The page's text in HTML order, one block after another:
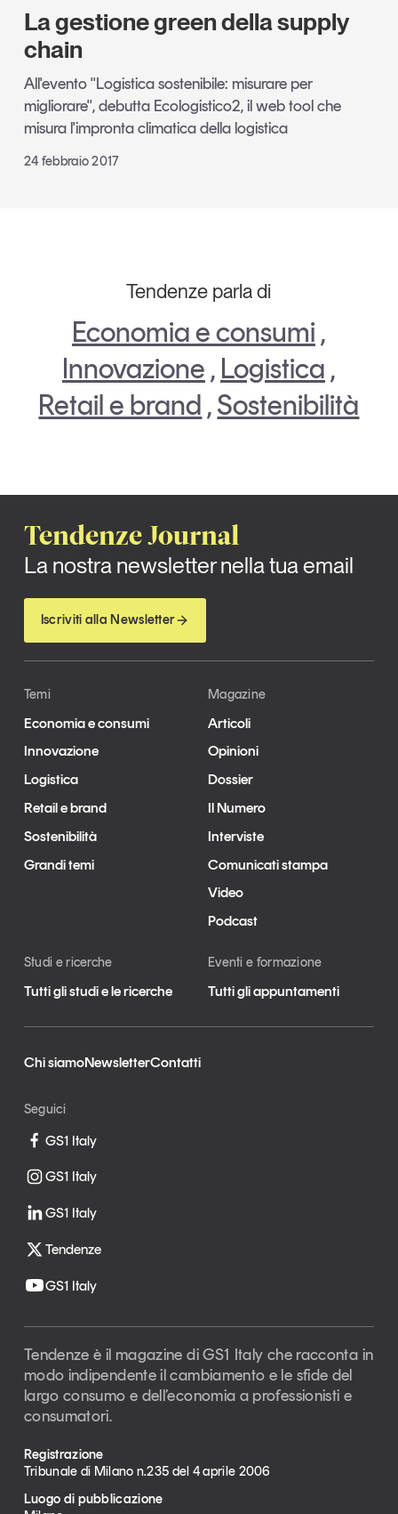
La gestione green della supply
chain
All'evento "Logistica sostenibile: misurare per
migliorare", debutta Ecologistico2, il web tool che
misura l'impronta climatica della logistica
24 febbraio 2017
Tendenze parla di
Economia e consumi ,
Innovazione , Logistica ,
Retail e brand ,Sostenibilità
Tendenze Journal
La nostra newsletter nella tua email
Iscriviti alla Newsletter
Temi
Economia e consumi
Innovazione
Logistica
Retail e brand
Sostenibilità
Grandi temi
Magazine
Articoli
Opinioni
Dossier
Il Numero
Interviste
Comunicati stampa
Video
Podcast
Studi e ricerche
Tutti gli studi e le ricerche
Eventi e formazione
Tutti gli appuntamenti
Chi siamoNewsletterContatti
Seguici
GS1 Italy
GS1 Italy
GS1 Italy
Tendenze
GS1 Italy
Tendenze è il magazine di GS1 Italy che racconta in
modo indipendente il cambiamento e le sfide del
largo consumo e dell’economia a professionisti e
consumatori.
Registrazione
Tribunale di Milano n.235 del 4 aprile 2006
Luogo di pubblicazione